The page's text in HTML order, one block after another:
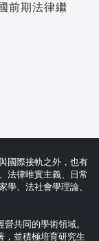
前期法律繼
國際接軌之外，也有
法律唯實主義、日常
學、法社會學理論、
共同的學術領域。
，並積極培育研究生